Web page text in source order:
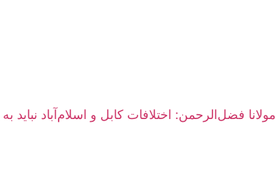
مولانا فضل‌الرحمن: اختلافات کابل و اسلام‌آباد نباید